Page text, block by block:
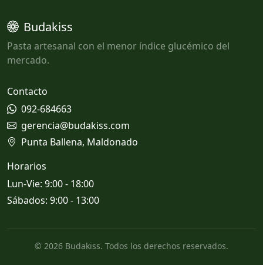
Budakiss
Pasta artesanal con el menor índice glucémico del
mercado.
Contacto
092-684663
gerencia@budakiss.com
Punta Ballena, Maldonado
Horarios
Lun-Vie: 9:00 - 18:00
Sábados: 9:00 - 13:00
© 2026 Budakiss. Todos los derechos reservados.